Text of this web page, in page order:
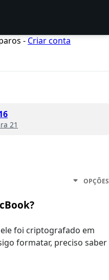
- Criar conta
21
OPÇÕES
foi criptografado em
formatar, preciso saber